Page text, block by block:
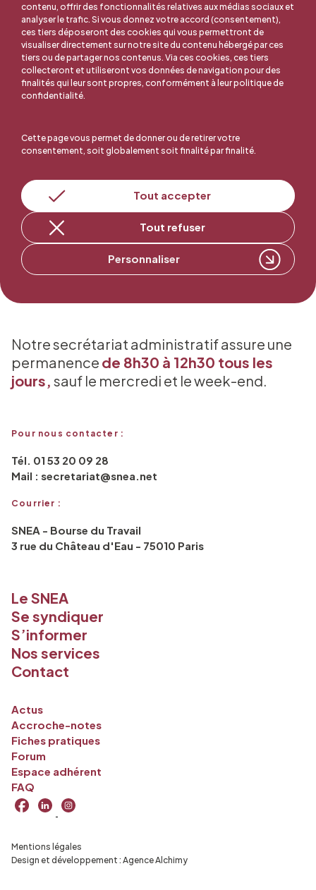
contenu, offrir des fonctionnalités relatives aux médias sociaux et
analyser le trafic. Si vous donnez votre accord (consentement),
ces tiers déposeront des cookies qui vous permettront de
visualiser directement sur notre site du contenu hébergé par ces
tiers ou de partager nos contenus. Via ces cookies, ces tiers
collecteront et utiliseront vos données de navigation pour des
finalités qui leur sont propres, conformément à leur politique de
confidentialité.
Cette page vous permet de donner ou de retirer votre
consentement, soit globalement soit finalité par finalité.
Tout accepter
Tout refuser
Personnaliser
En ligne, c'est facile !
Adhérer au SNEA
Notre secrétariat administratif assure une
permanence de 8h30 à 12h30 tous les
jours, sauf le mercredi et le week-end.
Pour nous contacter :
Tél. 01 53 20 09 28
Mail : secretariat@snea.net
Courrier :
SNEA - Bourse du Travail
3 rue du Château d'Eau - 75010 Paris
Le SNEA
Se syndiquer
S’informer
Nos services
Contact
Actus
Accroche-notes
Fiches pratiques
Forum
Espace adhérent
FAQ
Design et développement : Agence Alchimy
Mentions légales